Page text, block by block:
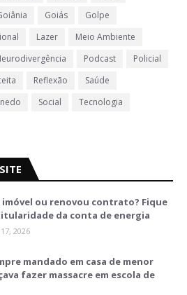
Goiás
Golpe
Lazer
Meio Ambiente
Podcast
Policial
Reflexão
Saúde
Social
Tecnologia
imóvel ou renovou contrato? Fique
da conta de energia
2026
mandado em casa de menor
fazer massacre em escola de